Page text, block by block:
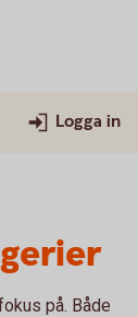
Logga in
på. Både